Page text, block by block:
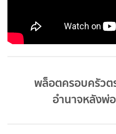
พล็อตครอบครัวต
อำนาจหลังพ่